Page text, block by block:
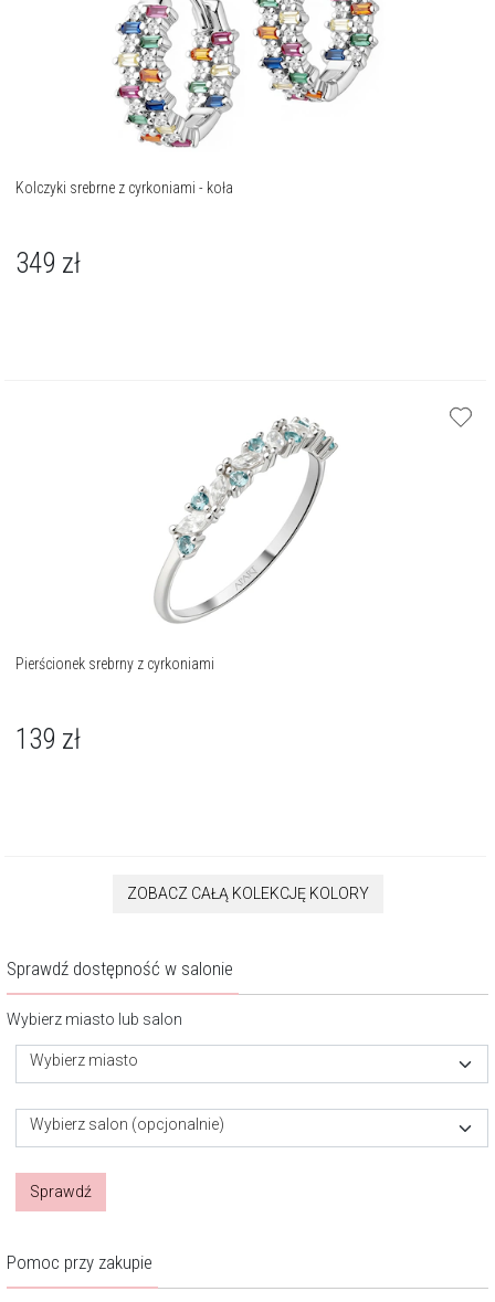
Kolczyki srebrne z cyrkoniami - koła
349 zł
Pierścionek srebrny z cyrkoniami
139 zł
ZOBACZ CAŁĄ KOLEKCJĘ KOLORY
Sprawdź dostępność w salonie
Wybierz miasto lub salon
Wybierz miasto
Wybierz salon (opcjonalnie)
Sprawdź
Pomoc przy zakupie